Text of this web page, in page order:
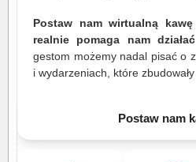
Postaw nam wirtualną
realnie pomaga nam
gestom możemy nadal pisać o
i wydarzeniach, które
Postaw nam